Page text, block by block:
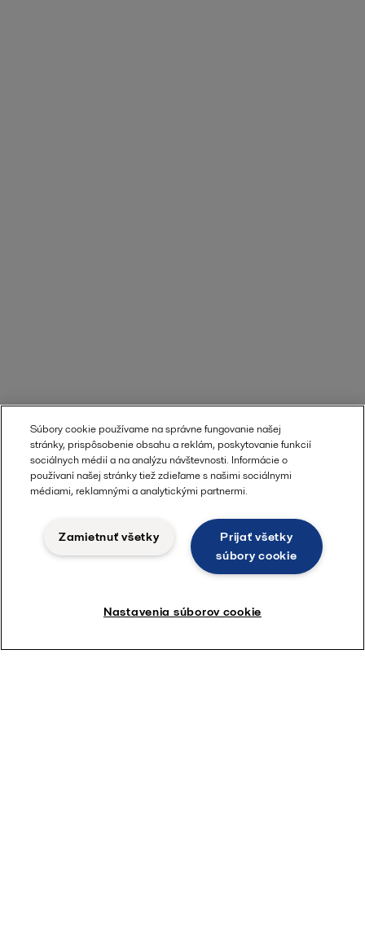
Súbory cookie používame na správne fungovanie našej
stránky, prispôsobenie obsahu a reklám, poskytovanie funkcií
sociálnych médií a na analýzu návštevnosti. Informácie o
používaní našej stránky tiež zdieľame s našimi sociálnymi
médiami, reklamnými a analytickými partnermi.
Prijať všetky
súbory cookie
Zamietnuť všetky
Nastavenia súborov cookie